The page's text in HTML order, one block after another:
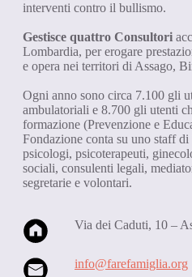
interventi contro il bullismo.
Gestisce quattro Consultori
Lombardia, per erogare
e opera nei territori di Assago,
Ogni anno sono circa 7.100 gli
ambulatoriali e 8.700 gli utenti
formazione (Prevenzione e
Fondazione conta su uno staff
psicologi, psicoterapeuti,
sociali, consulenti legali,
segretarie e volontari.
Via dei Caduti, 10 –
info@farefamiglia.org